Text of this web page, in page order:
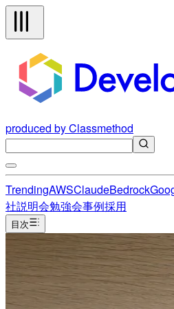
produced by Classmethod
TrendingAWSClaudeBedrock
社説明会勉強会事例採用
目次